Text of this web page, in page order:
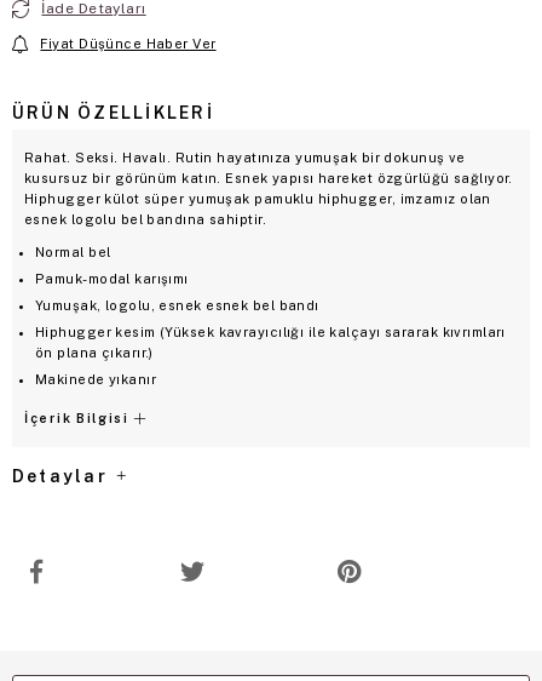
İade Detayları
Fiyat Düşünce Haber Ver
ÜRÜN ÖZELLIKLERI
Rahat. Seksi. Havalı. Rutin hayatınıza yumuşak bir dokunuş ve
kusursuz bir görünüm katın. Esnek yapısı hareket özgürlüğü sağlıyor.
Hiphugger külot süper yumuşak pamuklu hiphugger, imzamız olan
esnek logolu bel bandına sahiptir.
Normal bel
Pamuk-modal karışımı
Yumuşak, logolu, esnek esnek bel bandı
Hiphugger kesim (Yüksek kavrayıcılığı ile kalçayı sararak kıvrımları
ön plana çıkarır.)
Makinede yıkanır
İçerik Bilgisi
Detaylar